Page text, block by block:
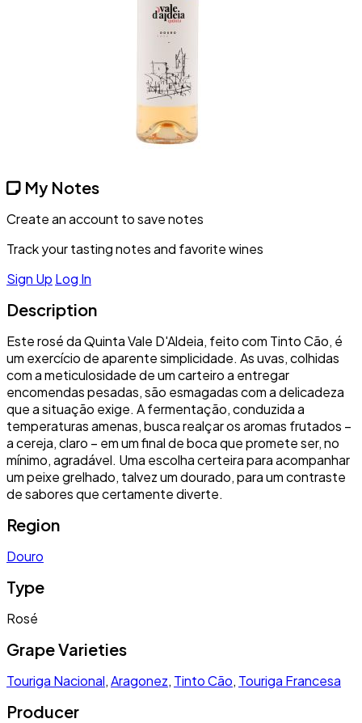
My Notes
Create an account to save notes
Track your tasting notes and favorite wines
Sign Up Log In
Description
Este rosé da Quinta Vale D'Aldeia, feito com Tinto Cão, é
um exercício de aparente simplicidade. As uvas, colhidas
com a meticulosidade de um carteiro a entregar
encomendas pesadas, são esmagadas com a delicadeza
que a situação exige. A fermentação, conduzida a
temperaturas amenas, busca realçar os aromas frutados –
a cereja, claro – em um final de boca que promete ser, no
mínimo, agradável. Uma escolha certeira para acompanhar
um peixe grelhado, talvez um dourado, para um contraste
de sabores que certamente diverte.
Region
Douro
Type
Rosé
Grape Varieties
Touriga Nacional,Aragonez, Tinto Cão, Touriga Francesa
Producer